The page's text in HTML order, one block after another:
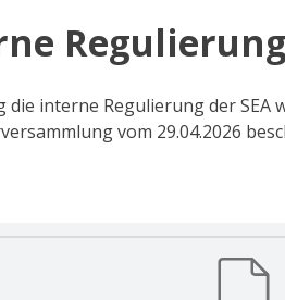
Regulierung
die interne Regulierung der SEA
vom 29.04.2026